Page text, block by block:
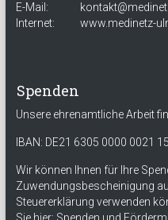
E-Mail:
Internet:
www.medinetz-
Spenden
Unsere ehrenamtliche Arbeit
IBAN: DE21 6305 0000 0021
Wir können Ihnen für Ihre
Zuwendungsbescheinigung
Steuererklärung verwenden